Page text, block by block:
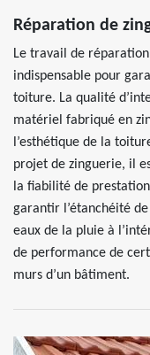
Réparation de
Le travail de
indispensable pour
toiture. La qualité
matériel fabriqué en
l’esthétique de la
projet de zinguerie, il
la fiabilité de
garantir l’étanchéité
eaux de la pluie à
de performance de
murs d’un bâtiment.